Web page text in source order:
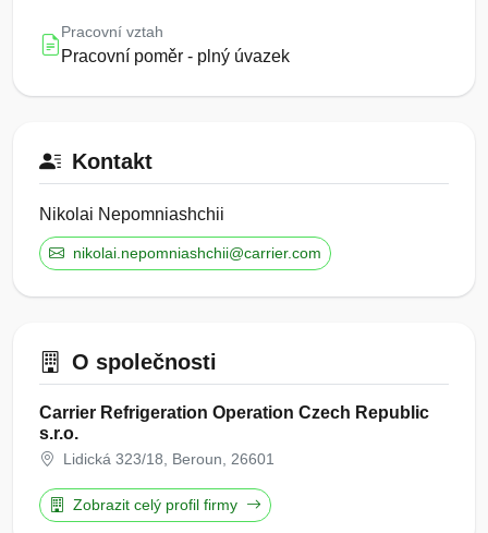
Pracovní vztah
Pracovní poměr - plný úvazek
Kontakt
Nikolai Nepomniashchii
nikolai.nepomniashchii@carrier.com
O společnosti
Carrier Refrigeration Operation Czech Republic
s.r.o.
Lidická 323/18, Beroun, 26601
Zobrazit celý profil firmy